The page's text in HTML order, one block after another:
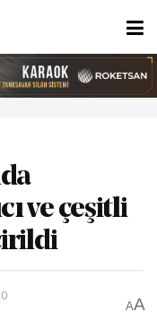
ve çeşitli
AA